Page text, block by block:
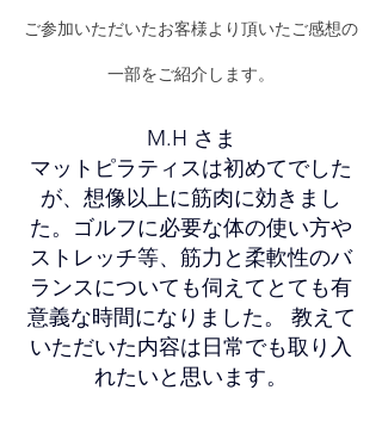
ご参加いただいたお客様より頂いたご感想の
一部をご紹介します。
M.H さま
マットピラティスは初めてでした
が、想像以上に筋肉に効きまし
た。ゴルフに必要な体の使い方や
ストレッチ等、筋力と柔軟性のバ
ランスについても伺えてとても有
意義な時間になりました。 教えて
いただいた内容は日常でも取り入
れたいと思います。